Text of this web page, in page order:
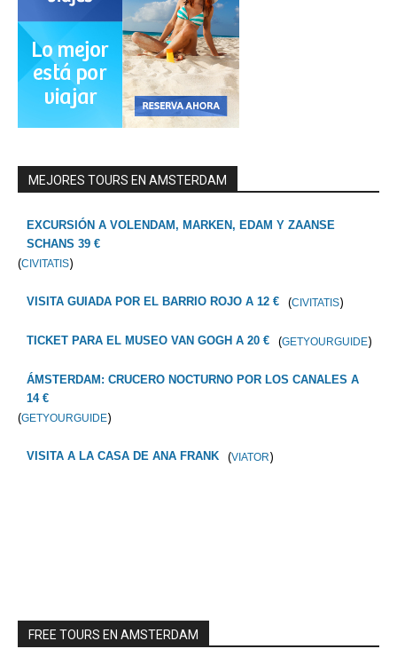
MEJORES TOURS EN AMSTERDAM
EXCURSIÓN A VOLENDAM, MARKEN, EDAM Y ZAANSE
SCHANS 39 €
(CIVITATIS)
VISITA GUIADA POR EL BARRIO ROJO A 12 € (CIVITATIS)
TICKET PARA EL MUSEO VAN GOGH A 20 € (GETYOURGUIDE)
ÁMSTERDAM: CRUCERO NOCTURNO POR LOS CANALES A
14 €
(GETYOURGUIDE)
VISITA A LA CASA DE ANA FRANK (VIATOR)
FREE TOURS EN AMSTERDAM